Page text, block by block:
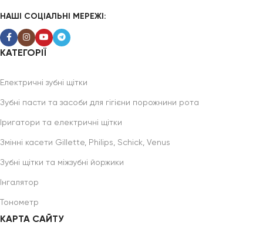
НАШІ СОЦІАЛЬНІ МЕРЕЖІ:
КАТЕГОРІЇ
Електричні зубні щітки
Зубні пасти та засоби для гігієни порожнини рота
Іригатори та електричні щітки
Змінні касети Gillette, Philips, Schick, Venus
Зубні щітки та міжзубні йоржики
Інгалятор
Тонометр
КАРТА САЙТУ